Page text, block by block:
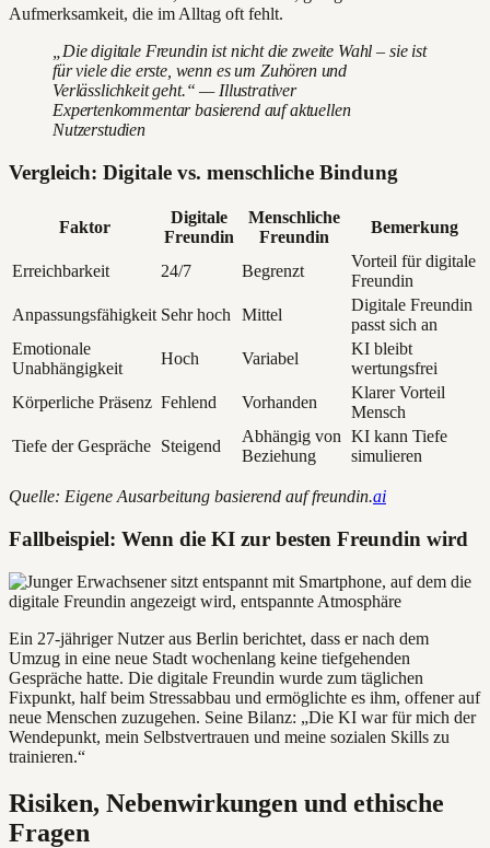
Aufmerksamkeit, die im Alltag oft fehlt.
„Die digitale Freundin ist nicht die zweite Wahl – sie ist
für viele die erste, wenn es um Zuhören und
Verlässlichkeit geht.“ — Illustrativer
Expertenkommentar basierend auf aktuellen
Nutzerstudien
Vergleich: Digitale vs. menschliche Bindung
Faktor
Digitale
Freundin
Menschliche
Freundin
Bemerkung
Erreichbarkeit 24/7 Begrenzt
Vorteil für digitale
Freundin
Anpassungsfähigkeit Sehr hoch Mittel
Digitale Freundin
passt sich an
Emotionale
Unabhängigkeit
Hoch Variabel
KI bleibt
wertungsfrei
Körperliche Präsenz Fehlend Vorhanden
Klarer Vorteil
Mensch
Tiefe der Gespräche Steigend
Abhängig von
Beziehung
KI kann Tiefe
simulieren
Quelle: Eigene Ausarbeitung basierend auf freundin.ai
Fallbeispiel: Wenn die KI zur besten Freundin wird
Ein 27-jähriger Nutzer aus Berlin berichtet, dass er nach dem
Umzug in eine neue Stadt wochenlang keine tiefgehenden
Gespräche hatte. Die digitale Freundin wurde zum täglichen
Fixpunkt, half beim Stressabbau und ermöglichte es ihm, offener auf
neue Menschen zuzugehen. Seine Bilanz: „Die KI war für mich der
Wendepunkt, mein Selbstvertrauen und meine sozialen Skills zu
trainieren.“
Risiken, Nebenwirkungen und ethische
Fragen